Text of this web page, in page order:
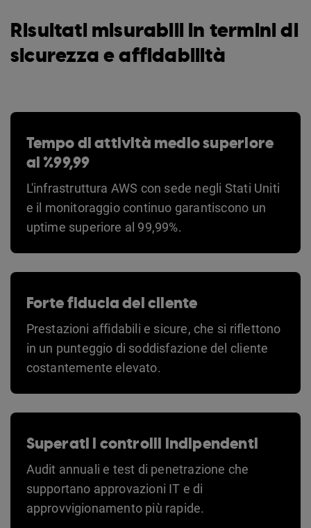
Risultati misurabili in termini di
sicurezza e affidabilità
Tempo di attività medio superiore
al %99,99
L'infrastruttura AWS con sede negli Stati Uniti
e il monitoraggio continuo garantiscono un
uptime superiore al 99,99%.
Forte fiducia del cliente
Prestazioni affidabili e sicure, che si riflettono
in un punteggio di soddisfazione del cliente
costantemente elevato.
Superati i controlli indipendenti
Audit annuali e test di penetrazione che
supportano approvazioni IT e di
approvvigionamento più rapide.